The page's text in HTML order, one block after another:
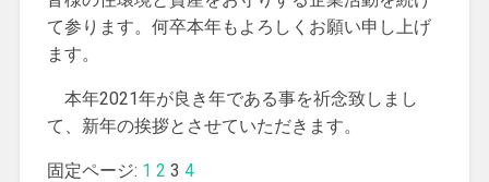
て参ります。何卒本年もよろしくお願い申し上げ
ます。
本年2021年が良き年である事を祈念致しまし
て、新年の挨拶とさせていただきます。
固定ページ: 1 2 3 4